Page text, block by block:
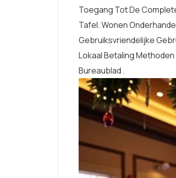
Toegang Tot De
Tafel. Wonen
Gebruiksvriendelijke
Lokaal Betaling
Bureaublad .